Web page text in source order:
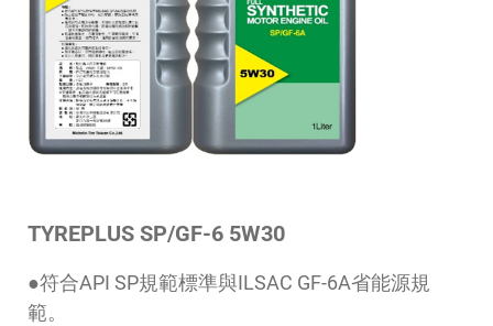
TYREPLUS SP/GF-6 5W30
●符合API SP規範標準與ILSAC GF-6A省能源規
範。